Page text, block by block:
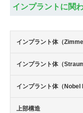
インプラントに関
インプラント体（
インプラント体（
インプラント体（Nobel
上部構造